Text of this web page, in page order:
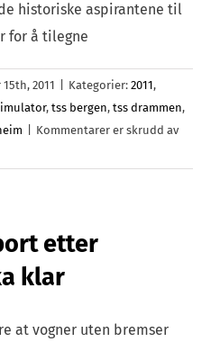
historiske aspirantene til
for å tilegne
2011 Kategorier: 2011,
, tss bergen, tss drammen,
Kommentarer er skrudd avfor
etter
klar
at vogner uten bremser